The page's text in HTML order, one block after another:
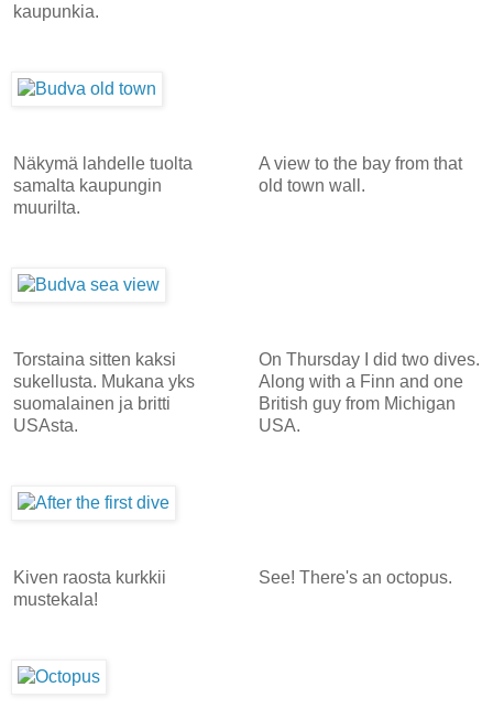
kaupunkia.
Näkymä lahdelle tuolta
samalta kaupungin
muurilta.
A view to the bay from that
old town wall.
Torstaina sitten kaksi
sukellusta. Mukana yks
suomalainen ja britti
USAsta.
On Thursday I did two dives.
Along with a Finn and one
British guy from Michigan
USA.
Kiven raosta kurkkii
mustekala!
See! There's an octopus.